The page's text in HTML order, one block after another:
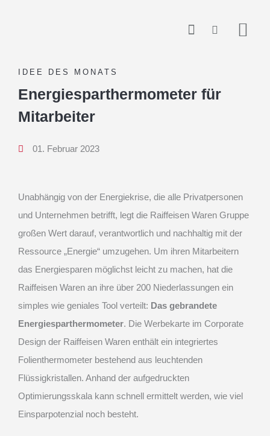
IDEE DES MONATS
Energiesparthermometer für
Mitarbeiter
01. Februar 2023
Unabhängig von der Energiekrise, die alle Privatpersonen
und Unternehmen betrifft, legt die Raiffeisen Waren Gruppe
großen Wert darauf, verantwortlich und nachhaltig mit der
Ressource „Energie“ umzugehen. Um ihren Mitarbeitern
das Energiesparen möglichst leicht zu machen, hat die
Raiffeisen Waren an ihre über 200 Niederlassungen ein
simples wie geniales Tool verteilt: Das gebrandete
Energiesparthermometer. Die Werbekarte im Corporate
Design der Raiffeisen Waren enthält ein integriertes
Folienthermometer bestehend aus leuchtenden
Flüssigkristallen. Anhand der aufgedruckten
Optimierungsskala kann schnell ermittelt werden, wie viel
Einsparpotenzial noch besteht.